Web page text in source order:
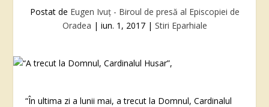
Postat de Eugen Ivuţ - Biroul de presă al Episcopiei de
Oradea | iun. 1, 2017| Stiri Eparhiale
“În ultima zi a lunii mai, a trecut la Domnul, Cardinalul